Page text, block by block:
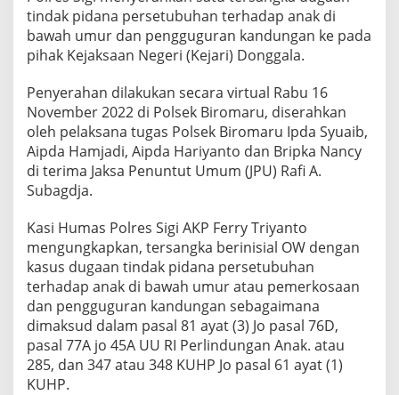
k
a
K
a
s
P
e
m
e
r
s
a
n
k
e
a
k
s
tindak pidana persetubuhan terhadap anak di
bawah umur dan pengguguran kandungan ke pada
pihak Kejaksaan Negeri (Kejari) Donggala.
Penyerahan dilakukan secara virtual Rabu 16
November 2022 di Polsek Biromaru, diserahkan
oleh pelaksana tugas Polsek Biromaru Ipda Syuaib,
Aipda Hamjadi, Aipda Hariyanto dan Bripka Nancy
di terima Jaksa Penuntut Umum (JPU) Rafi A.
Subagdja.
Kasi Humas Polres Sigi AKP Ferry Triyanto
mengungkapkan, tersangka berinisial OW dengan
kasus dugaan tindak pidana persetubuhan
terhadap anak di bawah umur atau pemerkosaan
dan pengguguran kandungan sebagaimana
dimaksud dalam pasal 81 ayat (3) Jo pasal 76D,
pasal 77A jo 45A UU RI Perlindungan Anak. atau
285, dan 347 atau 348 KUHP Jo pasal 61 ayat (1)
KUHP.